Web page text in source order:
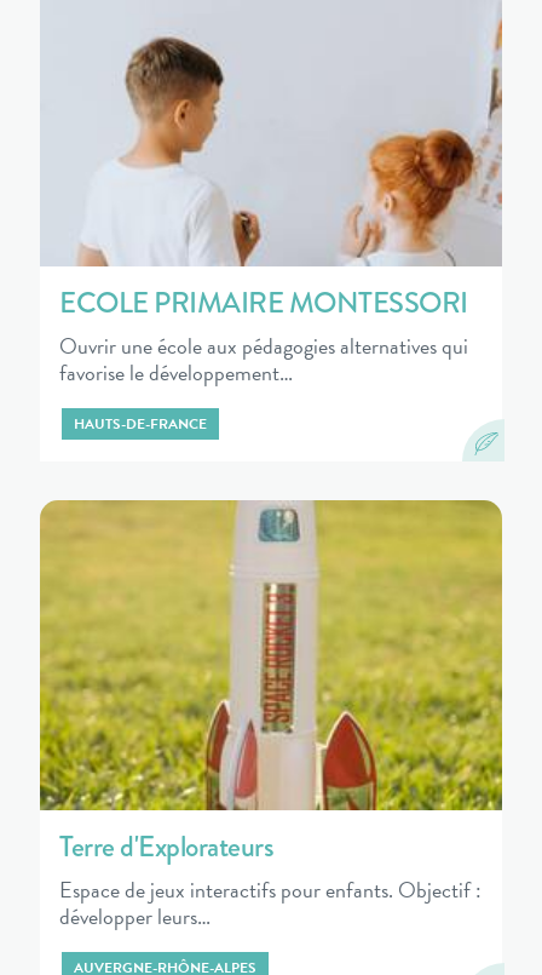
ECOLE PRIMAIRE MONTESSORI
Ouvrir une école aux pédagogies alternatives qui
favorise le développement…
HAUTS-DE-FRANCE
Terre d'Explorateurs
Espace de jeux interactifs pour enfants. Objectif :
développer leurs…
AUVERGNE-RHÔNE-ALPES